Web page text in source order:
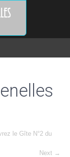
le Gîte N°2 du
Next →